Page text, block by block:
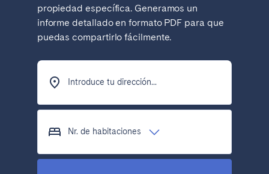
propiedad específica. Generamos un
informe detallado en formato PDF para que
puedas compartirlo fácilmente.
Introduce tu dirección...
Nr. de habitaciones